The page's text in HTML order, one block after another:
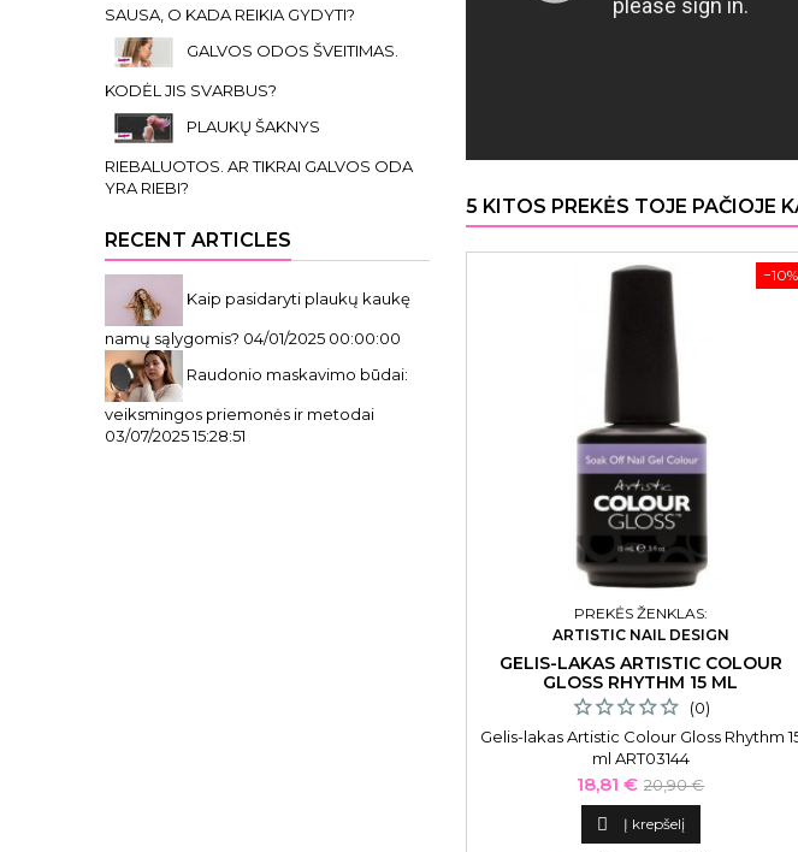
SAUSA, O KADA REIKIA GYDYTI?
GALVOS ODOS ŠVEITIMAS.
KODĖL JIS SVARBUS?
PLAUKŲ ŠAKNYS
RIEBALUOTOS. AR TIKRAI GALVOS ODA
YRA RIEBI?
RECENT ARTICLES
Kaip pasidaryti plaukų kaukę
namų sąlygomis? 04/01/2025 00:00:00
Raudonio maskavimo būdai:
veiksmingos priemonės ir metodai
03/07/2025 15:28:51
5 KITOS PREKĖS TOJE PAČIOJE
−10%
PREKĖS ŽENKLAS:
ARTISTIC NAIL DESIGN
GELIS-LAKAS ARTISTIC COLOUR
GLOSS RHYTHM 15 ML
(0)
Gelis-lakas Artistic Colour Gloss Rhythm
ml ART03144
Kaina
18,81 € Bazinė
kaina
20,90 €
 Į krepšelį